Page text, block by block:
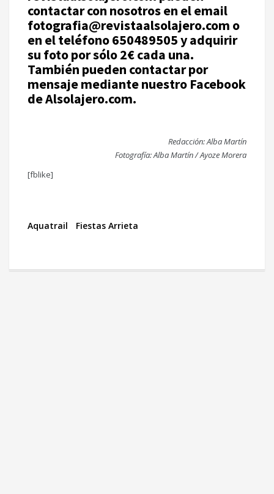
contactar con nosotros en el email
fotografia@revistaalsolajero.com o
en el teléfono 650489505 y adquirir
su foto por sólo 2€ cada una.
También pueden contactar por
mensaje mediante nuestro Facebook
de Alsolajero.com.
Redacción: Alba Martín
Fotografía: Alba Martín / Ayoze Morera
[fblike]
Aquatrail Fiestas Arrieta